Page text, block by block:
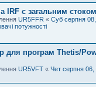
IRF с загальним стоком
UR5FFR « Суб серпня
потужності
для програм Thetis/
UR5VFT « Чет серпня